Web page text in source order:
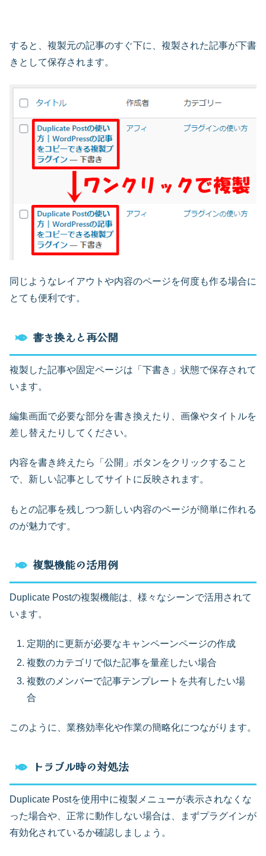
すると、複製元の記事のすぐ下に、複製された記事が下書
きとして保存されます。
同じようなレイアウトや内容のページを何度も作る場合に
とても便利です。
書き換えと再公開
複製した記事や固定ページは「下書き」状態で保存されて
います。
編集画面で必要な部分を書き換えたり、画像やタイトルを
差し替えたりしてください。
内容を書き終えたら「公開」ボタンをクリックすること
で、新しい記事としてサイトに反映されます。
もとの記事を残しつつ新しい内容のページが簡単に作れる
のが魅力です。
複製機能の活用例
Duplicate Postの複製機能は、様々なシーンで活用されて
います。
定期的に更新が必要なキャンペーンページの作成
複数のカテゴリで似た記事を量産したい場合
複数のメンバーで記事テンプレートを共有したい場
合
このように、業務効率化や作業の簡略化につながります。
トラブル時の対処法
Duplicate Postを使用中に複製メニューが表示されなくな
った場合や、正常に動作しない場合は、まずプラグインが
有効化されているか確認しましょう。